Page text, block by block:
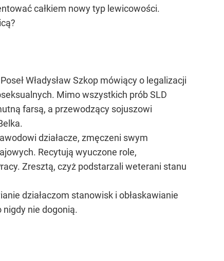
całkiem nowy typ lewicowości.
Władysław Szkop mówiący o legalizacji
Mimo wszystkich prób SLD
farsą, a przewodzący sojuszowi
działacze, zmęczeni swym
Recytują wyuczone role,
Zresztą, czyż podstarzali weterani stanu
działaczom stanowisk i obłaskawianie
nie dogonią.